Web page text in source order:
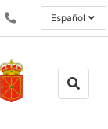
Español